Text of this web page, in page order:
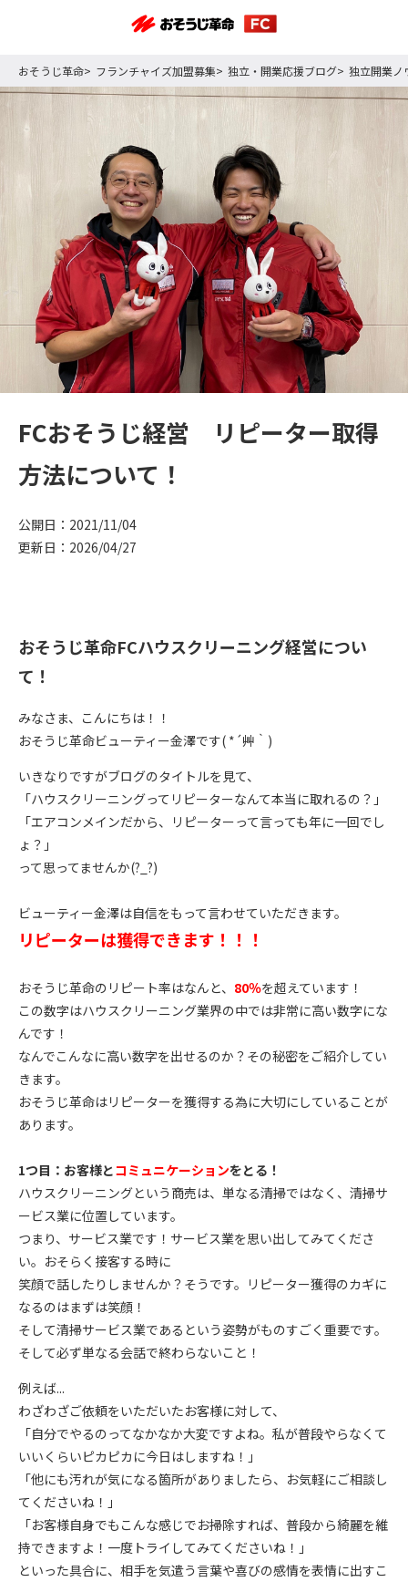
おそうじ革命 フランチャイズ加盟募集 独立・開業応援ブログ 独立開業ノ
FCおそうじ経営 リピーター取得
方法について！
公開日：2021/11/04
更新日：2026/04/27
おそうじ革命FCハウスクリーニング経営につい
て！
みなさま、こんにちは！！
おそうじ革命ビューティー金澤です( *´艸｀)
いきなりですがブログのタイトルを見て、
「ハウスクリーニングってリピーターなんて本当に取れるの？」
「エアコンメインだから、リピーターって言っても年に一回でし
ょ？」
って思ってませんか(?_?)
ビューティー金澤は自信をもって言わせていただきます。
リピーターは獲得できます！！！
おそうじ革命のリピート率はなんと、 80％を超えています！
この数字はハウスクリーニング業界の中では非常に高い数字にな
んです！
なんでこんなに高い数字を出せるのか？その秘密をご紹介してい
きます。
おそうじ革命はリピーターを獲得する為に大切にしていることが
あります。
1つ目：お客様とコミュニケーションをとる！
ハウスクリーニングという商売は、単なる清掃ではなく、清掃サ
ービス業に位置しています。
つまり、サービス業です！サービス業を思い出してみてくださ
い。おそらく接客する時に
笑顔で話したりしませんか？そうです。リピーター獲得のカギに
なるのはまずは笑顔！
そして清掃サービス業であるという姿勢がものすごく重要です。
そして必ず単なる会話で終わらないこと！
例えば...
わざわざご依頼をいただいたお客様に対して、
「自分でやるのってなかなか大変ですよね。私が普段やらなくて
いいくらいピカピカに今日はしますね！」
「他にも汚れが気になる箇所がありましたら、お気軽にご相談し
てくださいね！」
「お客様自身でもこんな感じでお掃除すれば、普段から綺麗を維
持できますよ！一度トライしてみてくださいね！」
といった具合に、相手を気遣う言葉や喜びの感情を表情に出すこ